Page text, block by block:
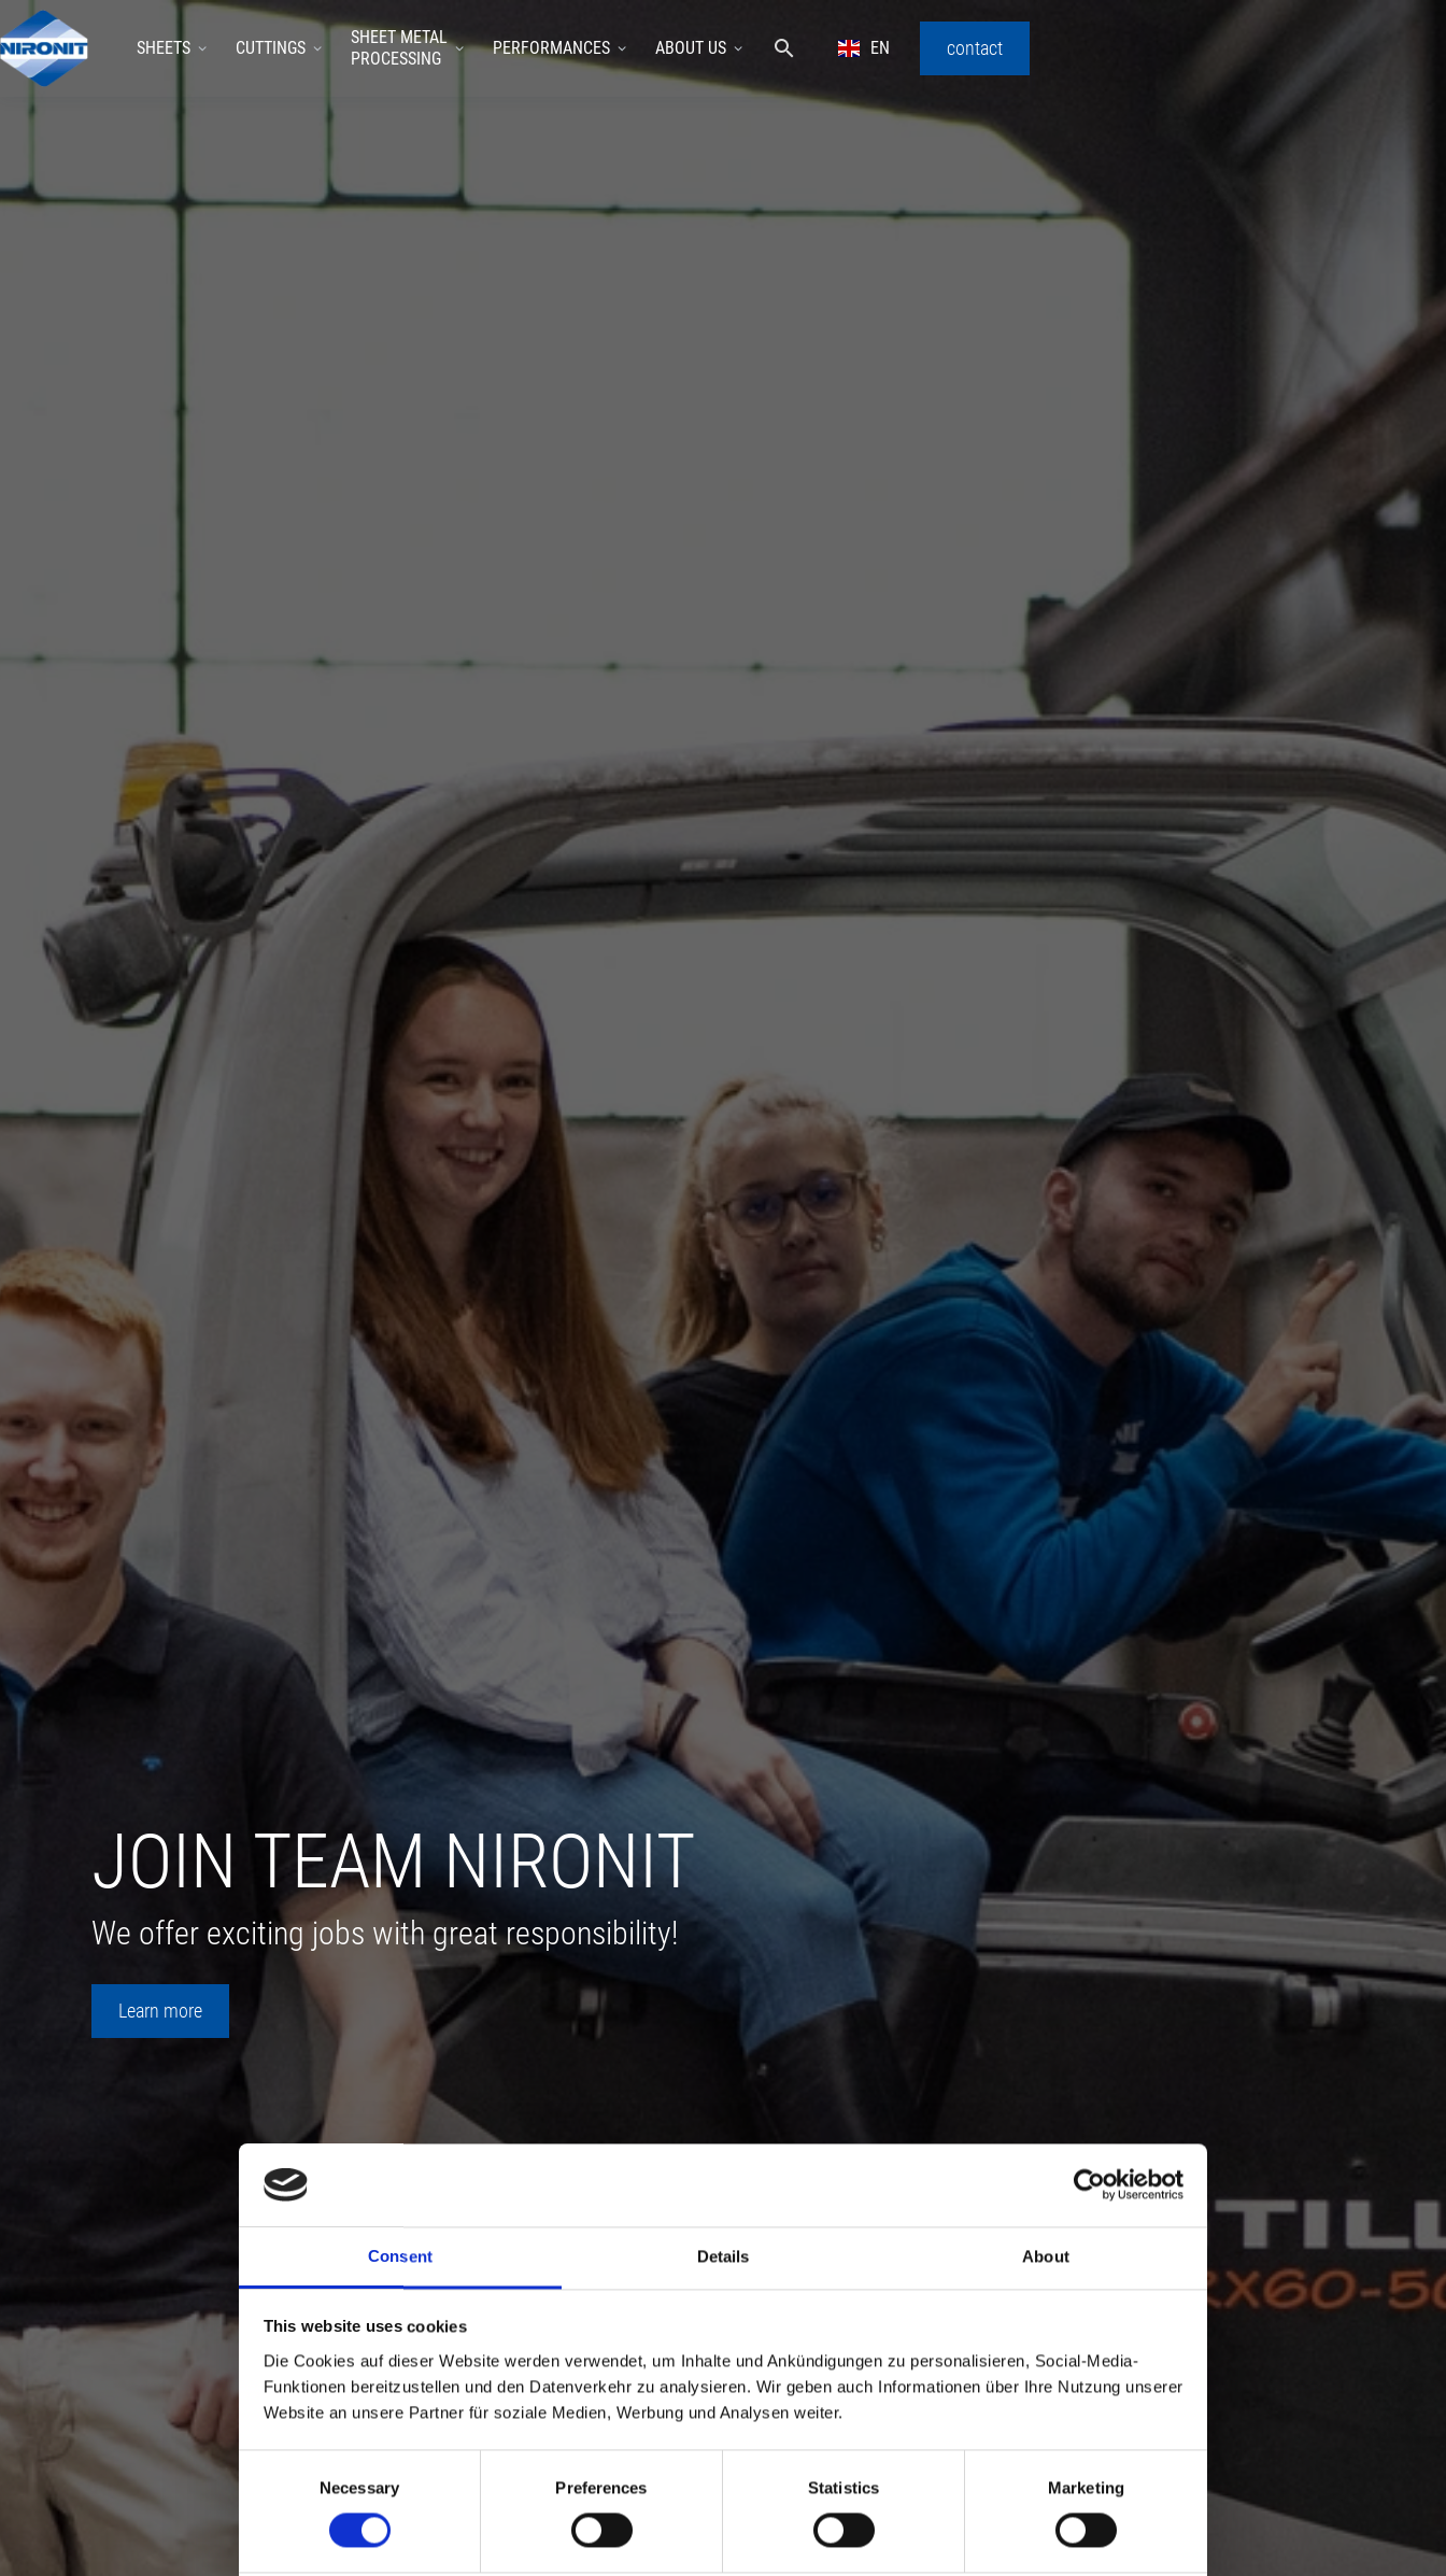
Consent Details About
This website uses cookies
Die Cookies auf dieser Website werden verwendet, um Inhalte und Ankündigungen zu personalisieren, Social-Media-
Funktionen bereitzustellen und den Datenverkehr zu analysieren. Wir geben auch Informationen über Ihre Nutzung unserer
Website an unsere Partner für soziale Medien, Werbung und Analysen weiter.
Necessary Preferences Statistics Marketing
SHEETS CUTTINGS
SHEET METAL
PROCESSING
PERFORMANCES ABOUT US EN contact
JOIN TEAM NIRONIT
We offer exciting jobs with great responsibility!
Learn more